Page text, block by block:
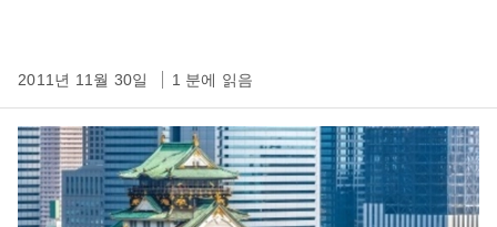
2011년 11월 30일 1 분에 읽음